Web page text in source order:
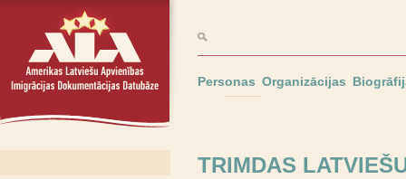
Personas Organizācijas
TRIMDAS